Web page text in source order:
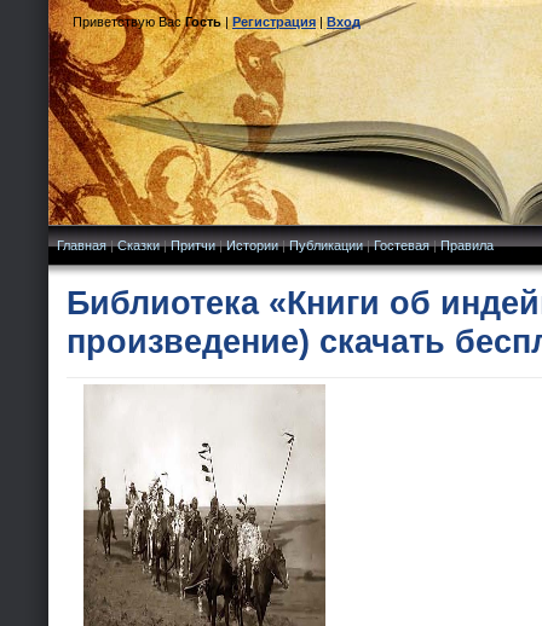
Приветствую Вас Гость|Регистрация|Вход
Главная|Сказки|Притчи|Истории|Публикации|Гостевая|Правила
Библиотека «Книги об
произведение) скачать